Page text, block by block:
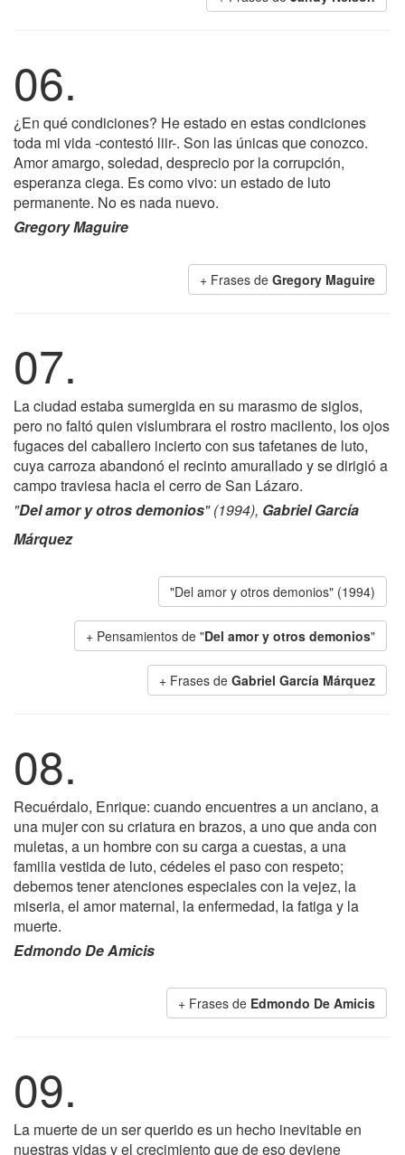
06.
¿En qué condiciones? He estado en estas condiciones
toda mi vida -contestó liir-. Son las únicas que conozco.
Amor amargo, soledad, desprecio por la corrupción,
esperanza ciega. Es como vivo: un estado de luto
permanente. No es nada nuevo.
Gregory Maguire
+ Frases de Gregory Maguire
07.
La ciudad estaba sumergida en su marasmo de siglos,
pero no faltó quien vislumbrara el rostro macilento, los ojos
fugaces del caballero incierto con sus tafetanes de luto,
cuya carroza abandonó el recinto amurallado y se dirigió a
campo traviesa hacia el cerro de San Lázaro.
"Del amor y otros demonios" (1994), Gabriel García
Márquez
"Del amor y otros demonios" (1994)
+ Pensamientos de "Del amor y otros demonios"
+ Frases de Gabriel García Márquez
08.
Recuérdalo, Enrique: cuando encuentres a un anciano, a
una mujer con su criatura en brazos, a uno que anda con
muletas, a un hombre con su carga a cuestas, a una
familia vestida de luto, cédeles el paso con respeto;
debemos tener atenciones especiales con la vejez, la
miseria, el amor maternal, la enfermedad, la fatiga y la
muerte.
Edmondo De Amicis
+ Frases de Edmondo De Amicis
09.
La muerte de un ser querido es un hecho inevitable en
nuestras vidas y el crecimiento que de eso deviene